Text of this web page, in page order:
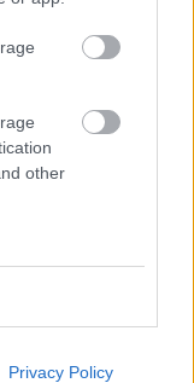
other
Privacy Policy
762